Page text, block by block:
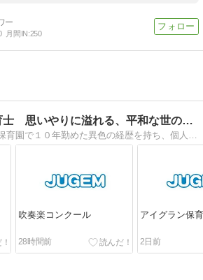
月間IN:250
異色のパパ保育士 思いやりに溢れる、平和な世の中をつくりたい
吹奏楽コンクール
28時間前
アイグラン保
2日前